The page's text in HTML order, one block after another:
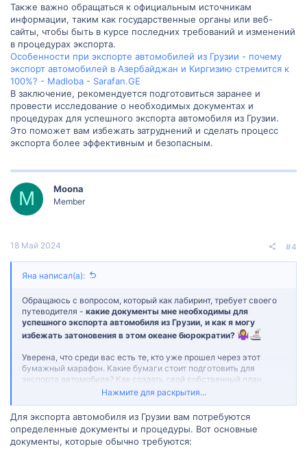
Также важно обращаться к официальным источникам
информации, таким как государственные органы или веб-
сайты, чтобы быть в курсе последних требований и изменений
в процедурах экспорта.
Особенности при экспорте автомобилей из Грузии - почему
экспорт автомобилей в Азербайджан и Киргизию стремится к
100%? - Madloba - Sarafan.GE
В заключение, рекомендуется подготовиться заранее и
провести исследование о необходимых документах и
процедурах для успешного экспорта автомобиля из Грузии.
Это поможет вам избежать затруднений и сделать процесс
экспорта более эффективным и безопасным.
M Moona
Member
18 Май 2024 #4
Яна написал(а):
Обращаюсь с вопросом, который как лабиринт, требует своего
путеводителя - какие документы мне необходимы для
успешного экспорта автомобиля из Грузии, и как я могу
избежать затоновения в этом океане бюрократии?
Уверена, что среди вас есть те, кто уже прошел через этот
бумажный марафон. Какие бумаги стоит подготовить для
экспорта автомобиля? Как создать свой собственный план,
чтобы не утонуть в потоке документов?
Буду благодарна за ваши советы и рекомендации! Для меня это
не просто стопка бумаг, но и ключ к открытию новых дверей в
мире автомобильных переходов.
вашу ценную помощь!
Нажмите для раскрытия...
Для экспорта автомобиля из Грузии вам потребуются
определенные документы и процедуры. Вот основные
документы, которые обычно требуются: